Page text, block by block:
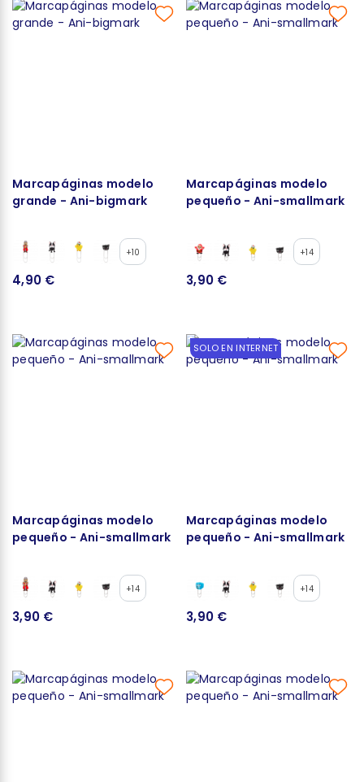
Marcapáginas modelo
grande - Ani-bigmark
+10
4,90 €
Marcapáginas modelo
pequeño - Ani-smallmark
+14
3,90 €
Marcapáginas modelo
pequeño - Ani-smallmark
+14
3,90 €
SOLO EN INTERNET
Marcapáginas modelo
pequeño - Ani-smallmark
+14
3,90 €